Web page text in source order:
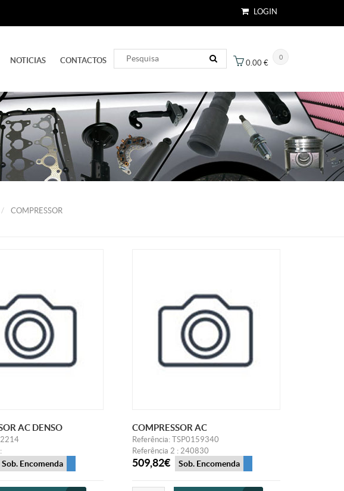
LOGIN
0
0.00 €
NOTICIAS CONTACTOS
COMPRESSOR
AC DENSO
Sob. Encomenda
COMPRESSOR AC
Referência: TSP0159340
Referência 2 : 240830
509,82€ Sob. Encomenda